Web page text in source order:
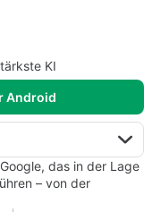
KI
Android
das in der Lage
– von der